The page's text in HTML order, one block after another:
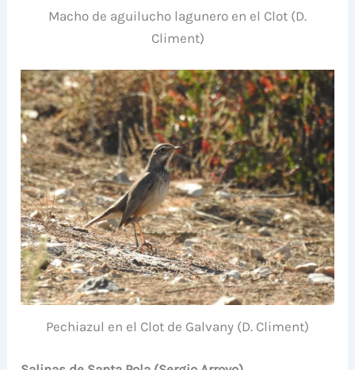
Macho de aguilucho lagunero en el Clot (D.
Climent)
Pechiazul en el Clot de Galvany (D. Climent)